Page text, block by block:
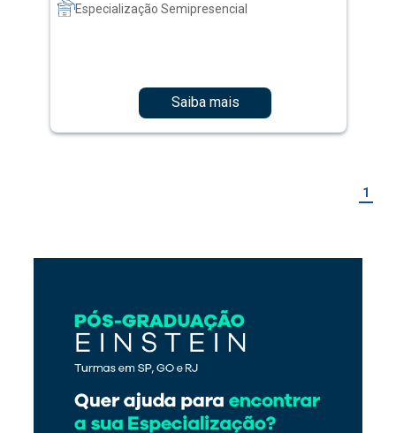
Especialização Semipresencial
Saiba mais
1